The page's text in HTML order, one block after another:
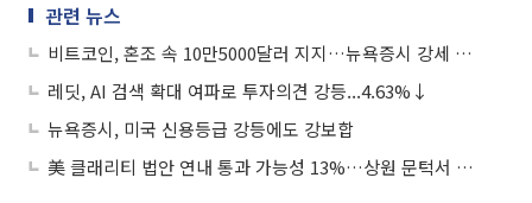
관련 뉴스
비트코인, 혼조 속 10만5000달러 지지…뉴욕증시 강세 마감 영향에 선방
레딧, AI 검색 확대 여파로 투자의견 강등...4.63%↓
뉴욕증시, 미국 신용등급 강등에도 강보합
美 클래리티 법안 연내 통과 가능성 13%…상원 문턱서 제동